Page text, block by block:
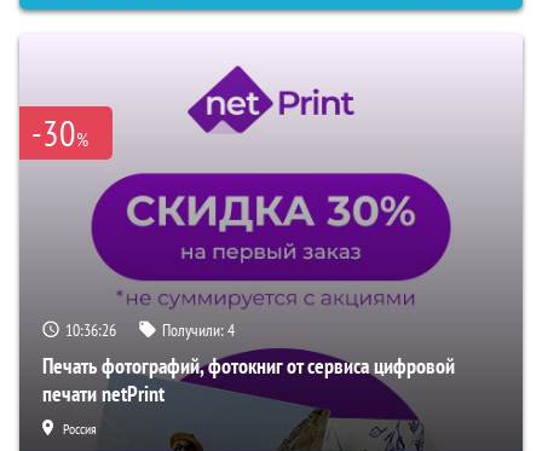
-30%
10:36:24 Получили:4
Печать фотографий, фотокниг от сервиса цифровой
печати netPrint
Россия